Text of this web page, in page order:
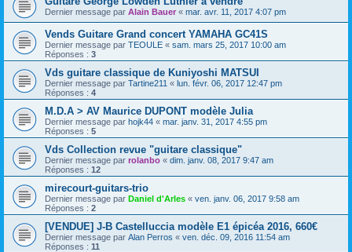
Dernier message par Alain Bauer « mar. avr. 11, 2017 4:07 pm
Vends Guitare Grand concert YAMAHA GC41S
Dernier message par TEOULE « sam. mars 25, 2017 10:00 am
Réponses : 3
Vds guitare classique de Kuniyoshi MATSUI
Dernier message par Tartine211 « lun. févr. 06, 2017 12:47 pm
Réponses : 4
M.D.A > AV Maurice DUPONT modèle Julia
Dernier message par hojk44 « mar. janv. 31, 2017 4:55 pm
Réponses : 5
Vds Collection revue "guitare classique"
Dernier message par rolanbo « dim. janv. 08, 2017 9:47 am
Réponses : 12
mirecourt-guitars-trio
Dernier message par Daniel d'Arles « ven. janv. 06, 2017 9:58 am
Réponses : 2
[VENDUE] J-B Castelluccia modèle E1 épicéa 2016, 660€
Dernier message par Alan Perros « ven. déc. 09, 2016 11:54 am
Réponses : 11